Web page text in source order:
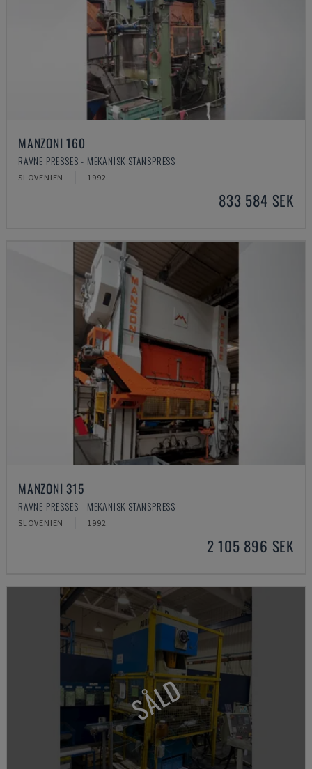
MANZONI 160
RAVNE PRESSES - MEKANISK STANSPRESS
SLOVENIEN 1992
833 584 SEK
MANZONI 315
RAVNE PRESSES - MEKANISK STANSPRESS
SLOVENIEN 1992
2 105 896 SEK
SÅLD